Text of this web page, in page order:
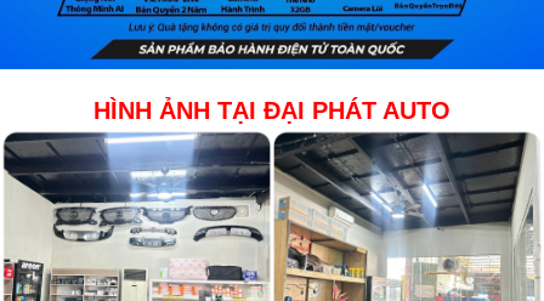
HÌNH ẢNH TẠI ĐẠI PHÁT AUTO​